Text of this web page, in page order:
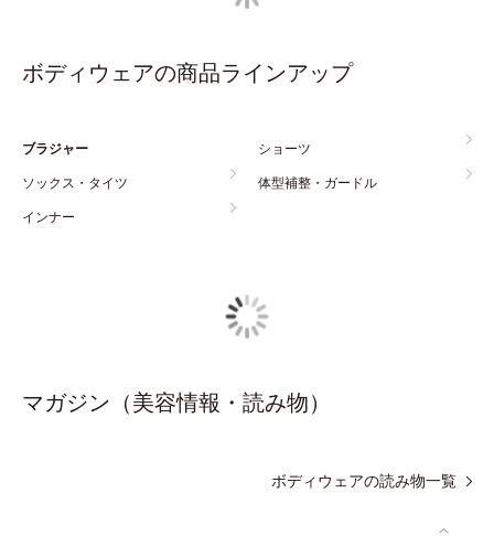
ボディウェアの商品ラインアップ
ブラジャー
ショーツ
ソックス・タイツ
体型補整・ガードル
インナー
マガジン（美容情報・読み物）
ボディウェアの読み物一覧